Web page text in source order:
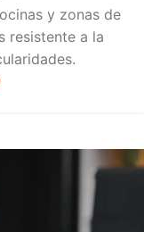
y zonas de
resistente a la